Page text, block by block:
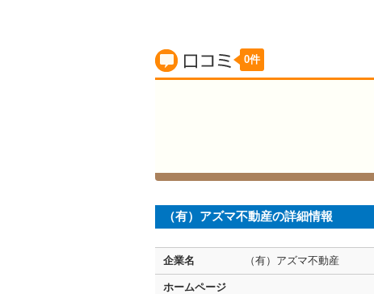
口コミ
0件
（有）アズマ不動産の詳細情報
企業名 （有）アズマ不動産
ホームページ